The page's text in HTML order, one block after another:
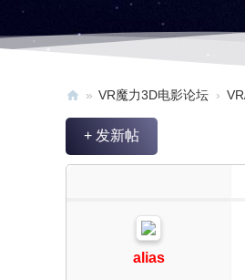
V
» VR魔力3D电影论坛 ›
+ 发新帖
alias